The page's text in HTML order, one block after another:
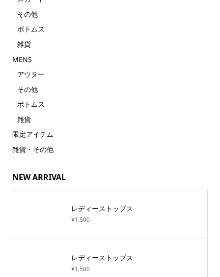
その他
ボトムス
雑貨
MENS
アウター
その他
ボトムス
雑貨
限定アイテム
雑貨・その他
NEW ARRIVAL
レディーストップス
¥1,500
レディーストップス
¥1,500